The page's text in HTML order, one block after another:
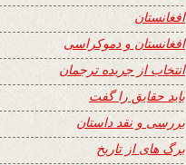
افغانستان
افغانستان و دموکراسی
انتخاب از جریده ترجمان
باید حقایق را گفت
بررسی و نقد داستان
برگ های از تاریخ